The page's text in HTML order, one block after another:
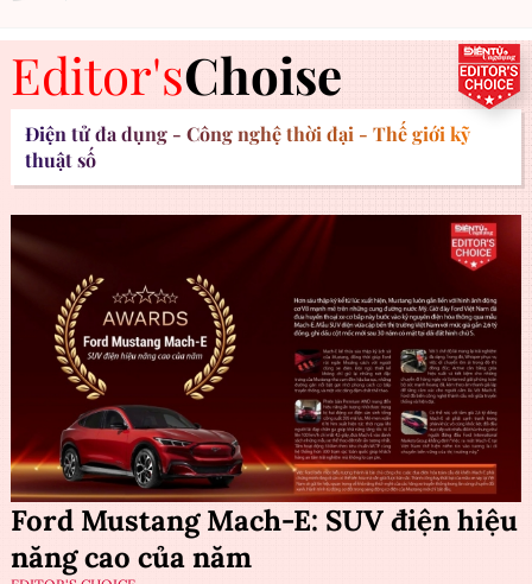
Editor'sChoise
Điện tử đa dụng - Công nghệ thời đại - Thế giới kỹ
thuật số
Ford Mustang Mach-E: SUV điện hiệu
năng cao của năm